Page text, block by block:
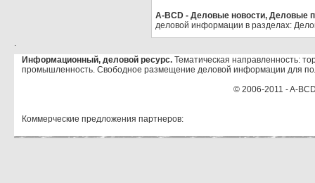
A-BCD - Деловые новости, Деловые
деловой информации в разделах:
.
Информационный, деловой ресурс. Тематическая направленность:
промышленность. Свободное размещение деловой информации для
© 2006-2011 - A-
Коммерческие предложения партнеров: